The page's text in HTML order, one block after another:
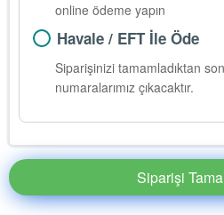
online ödeme yapın
Havale / EFT İle Öde
Siparişinizi tamamladıktan
numaralarımız çıkacaktır.
Siparişi